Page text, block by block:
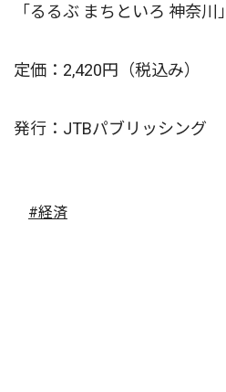
「るるぶ まちといろ 神奈川」
定価：2,420円（税込み）
発行：JTBパブリッシング
#経済